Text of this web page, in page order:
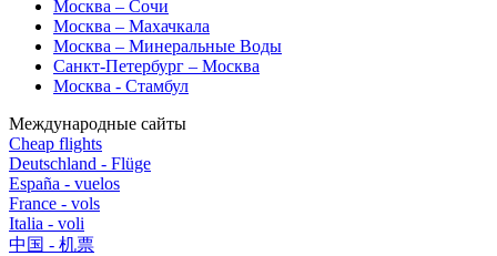
Москва – Сочи
Москва – Махачкала
Москва – Минеральные Воды
Санкт-Петербург – Москва
Москва - Стамбул
Международные сайты
Cheap flights
Deutschland - Flüge
España - vuelos
France - vols
Italia - voli
中国 - 机票